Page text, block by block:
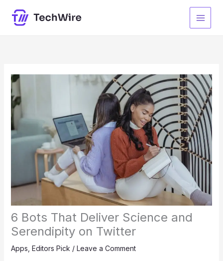
content
6 Bots That Deliver Science and
Serendipity on Twitter
Apps Editors Pick / Leave a Comment